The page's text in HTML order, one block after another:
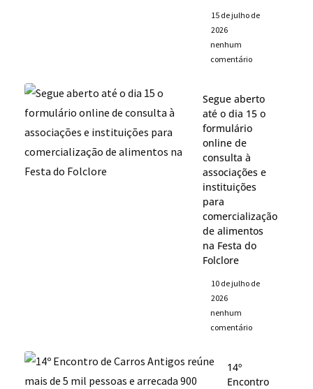
15 de julho de
2026
nenhum
comentário
Segue aberto
até o dia 15 o
formulário
online de
consulta à
associações e
instituições
para
comercialização
de alimentos
na Festa do
Folclore
10 de julho de
2026
nenhum
comentário
14º
Encontro